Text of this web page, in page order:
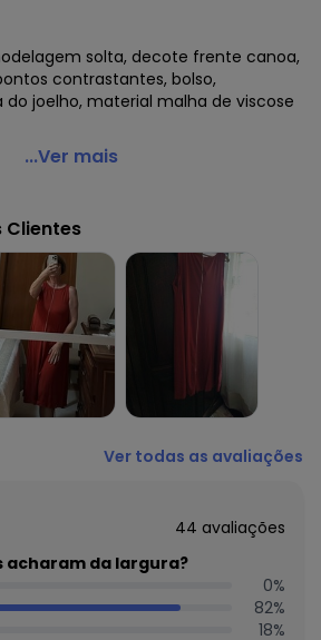
solta, decote frente canoa,
contrastantes, bolso,
joelho, material malha de viscose
em Malha de Viscose
com elastano 190g 96% viscose,
4%elastano
...Ver mais
Clientes
Ver todas as avaliações
44 avaliações
acharam da largura?
0%
82%
18%